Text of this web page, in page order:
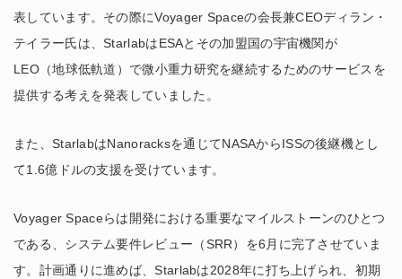
表しています。その際にVoyager Spaceの会長兼CEOディラン・
テイラー氏は、StarlabはESAとその加盟国の宇宙機関が
LEO（地球低軌道）で微小重力研究を継続するためのサービスを
提供する考えを発表していました。
また、StarlabはNanoracksを通じてNASAからISSの後継機とし
て1.6億ドルの支援を受けています。
Voyager Spaceらは開発における重要なマイルストーンのひとつ
である、システム要件レビュー（SRR）を6月に完了させていま
す。計画通りに進めば、Starlabは2028年に打ち上げられ、初期